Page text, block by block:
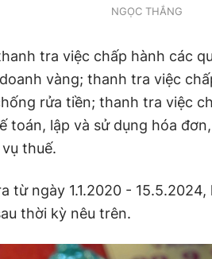
NGỌC THẮNG
tra việc chấp hành các
vàng; thanh tra việc
rửa tiền; thanh tra việc
toán, lập và sử dụng hóa
thuế.
từ ngày 1.1.2020 -
thời kỳ nêu trên.